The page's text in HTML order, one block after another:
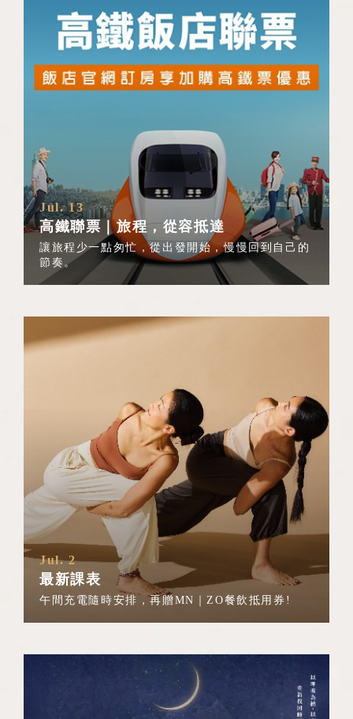
Jul. 13
高鐵聯票｜旅程，從容抵達
讓旅程少一點匆忙，從出發開始，慢慢回到自己的
節奏。
Jul. 2
最新課表
午間充電隨時安排，再贈MN｜ZO餐飲抵用券!